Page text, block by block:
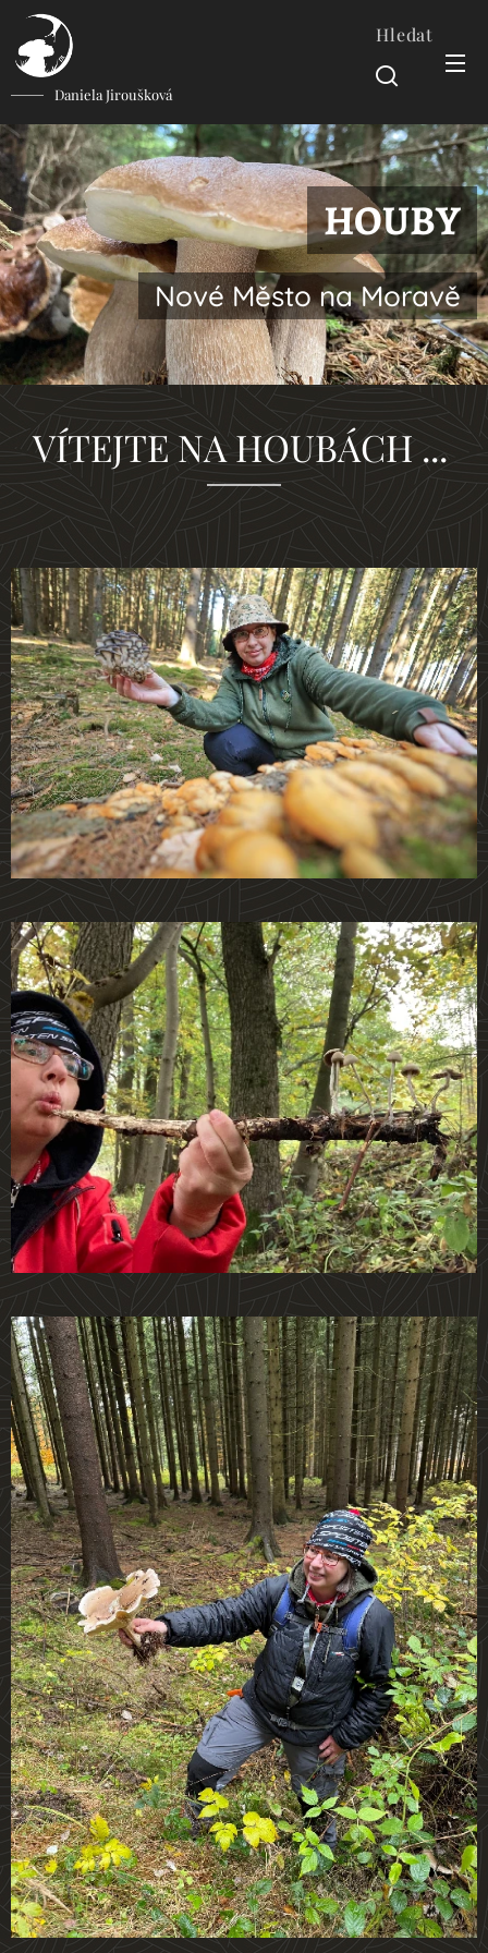
Daniela Jiroušková
Hledat
HOUBY
Nové Město na Moravě
VÍTEJTE NA HOUBÁCH ...